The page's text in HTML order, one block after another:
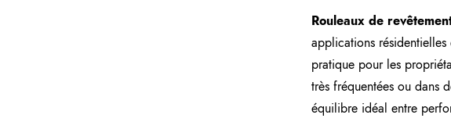
Rouleaux de
applications
pratique pour les
très fréquentées ou dans
équilibre idéal entre